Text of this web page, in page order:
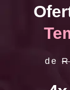
de